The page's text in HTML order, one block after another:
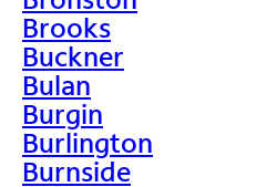
Brooks
Buckner
Bulan
Burgin
Burlington
Burnside